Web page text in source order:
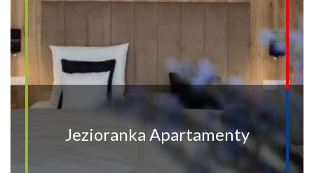
Jezioranka Apartamenty